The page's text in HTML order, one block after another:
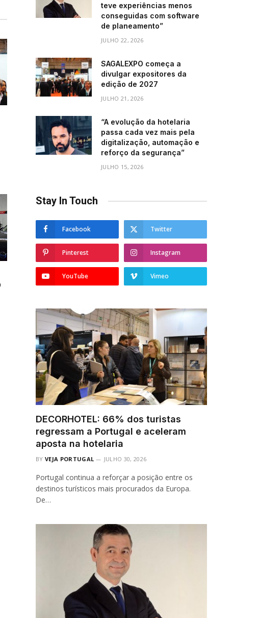
teve experiências menos
conseguidas com software
de planeamento”
JULHO 22, 2026
SAGALEXPO começa a
divulgar expositores da
edição de 2027
JULHO 21, 2026
“A evolução da hotelaria
passa cada vez mais pela
digitalização, automação e
reforço da segurança”
JULHO 15, 2026
Stay In Touch
Facebook Twitter
Pinterest Instagram
YouTube Vimeo
DECORHOTEL: 66% dos turistas
regressam a Portugal e aceleram
aposta na hotelaria
BY VEJA PORTUGAL JULHO 30, 2026
Portugal continua a reforçar a posição entre os
destinos turísticos mais procurados da Europa.
De…